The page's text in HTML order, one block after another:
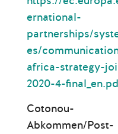
ernational-
partnerships/
es/
africa-strategy-
2020-4-
Cotonou-
Abkommen/Post-